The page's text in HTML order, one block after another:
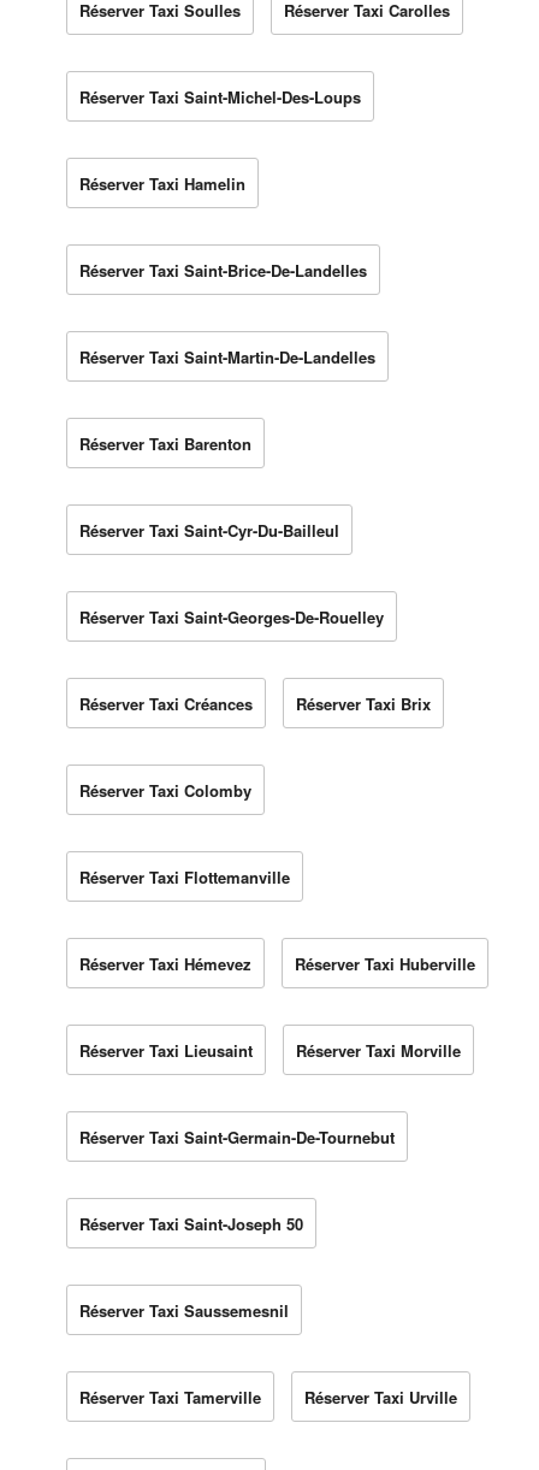
Réserver Taxi Soulles Réserver Taxi Carolles
Réserver Taxi Saint-Michel-Des-Loups
Réserver Taxi Hamelin
Réserver Taxi Saint-Brice-De-Landelles
Réserver Taxi Saint-Martin-De-Landelles
Réserver Taxi Barenton
Réserver Taxi Saint-Cyr-Du-Bailleul
Réserver Taxi Saint-Georges-De-Rouelley
Réserver Taxi Créances Réserver Taxi Brix
Réserver Taxi Colomby
Réserver Taxi Flottemanville
Réserver Taxi Hémevez Réserver Taxi Huberville
Réserver Taxi Lieusaint Réserver Taxi Morville
Réserver Taxi Saint-Germain-De-Tournebut
Réserver Taxi Saint-Joseph 50
Réserver Taxi Saussemesnil
Réserver Taxi Tamerville Réserver Taxi Urville